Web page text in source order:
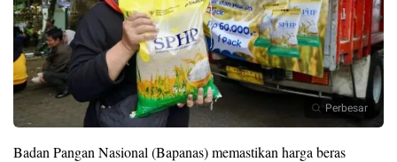
Perbesar
Badan Pangan Nasional (Bapanas) memastikan harga beras